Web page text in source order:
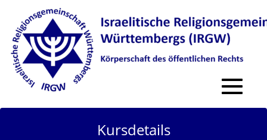
Toggle
Kursdetails